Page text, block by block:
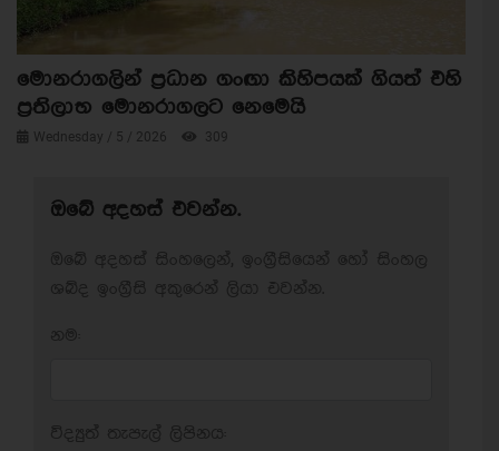
මොනරාගලින් ප්‍රධාන ගංඟා කිහිපයක් ගියත් එහි
ප්‍රතිලාභ මොනරාගලට නෙමෙයි
Wednesday / 5 / 2026 309
ඔබේ අදහස් එවන්න.